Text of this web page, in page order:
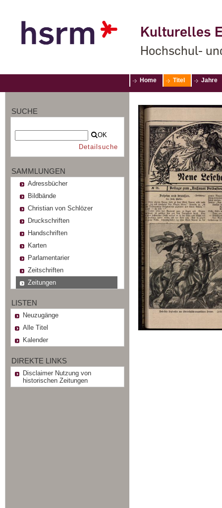
Kulturelles
Hochschul-
Home Titel Jahre
SUCHE
OK
Detailsuche
SAMMLUNGEN
Adressbücher
Bildbände
Christian von Schlözer
Druckschriften
Handschriften
Karten
Parlamentarier
Zeitschriften
Zeitungen
LISTEN
Neuzugänge
Alle Titel
Kalender
DIREKTE LINKS
Disclaimer Nutzung von
historischen Zeitungen